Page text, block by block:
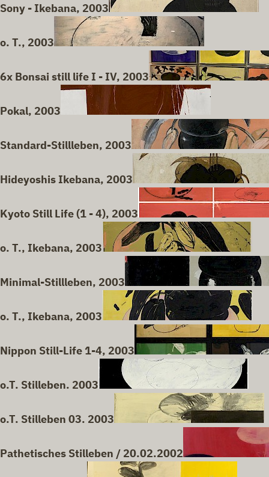
Sony - Ikebana, 2003
o. T., 2003
6x Bonsai still life I - IV, 2003
Pokal, 2003
Standard-Stillleben, 2003
Hideyoshis Ikebana, 2003
Kyoto Still Life (1 - 4), 2003
o. T., Ikebana, 2003
Minimal-Stillleben, 2003
o. T., Ikebana, 2003
Nippon Still-Life 1-4, 2003
o.T. Stilleben. 2003
o.T. Stilleben 03. 2003
Pathetisches Stilleben / 20.02.2002